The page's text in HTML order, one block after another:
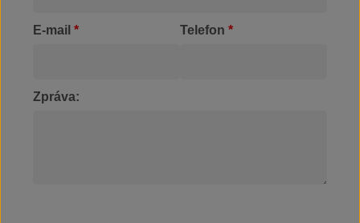
E-mail * Telefon *
Zpráva: